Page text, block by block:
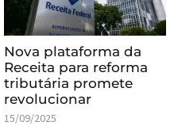
Nova plataforma da
Receita para reforma
tributária promete
revolucionar
15/09/2025